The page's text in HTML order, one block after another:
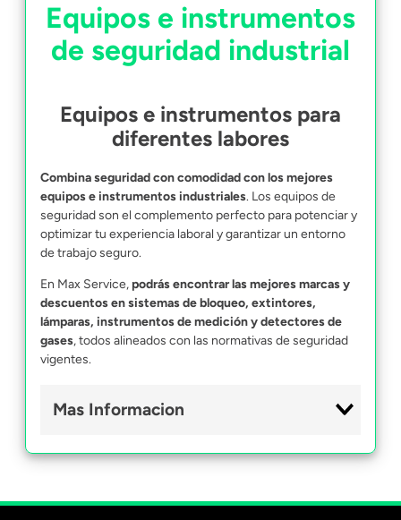
Equipos e instrumentos
de seguridad industrial
Equipos e instrumentos para
diferentes labores
Combina seguridad con comodidad con los mejores
equipos e instrumentos industriales. Los equipos de
seguridad son el complemento perfecto para potenciar y
optimizar tu experiencia laboral y garantizar un entorno
de trabajo seguro.
En Max Service,podrás encontrar las mejores marcas y
descuentos en sistemas de bloqueo, extintores,
lámparas, instrumentos de medición y detectores de
gases, todos alineados con las normativas de seguridad
vigentes.
Mas Informacion
Instrumentos de medición
Los instrumentos de medición son equipos de trabajo